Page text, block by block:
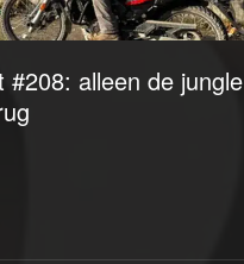
alleen de jungle